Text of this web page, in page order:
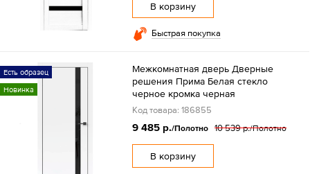
В корзину
Быстрая покупка
Есть образец
Новинка
Межкомнатная дверь Дверные
решения Прима Белая стекло
черное кромка черная
Код товара: 186855
9 485 р./Полотно 10 539 р./Полотно
В корзину